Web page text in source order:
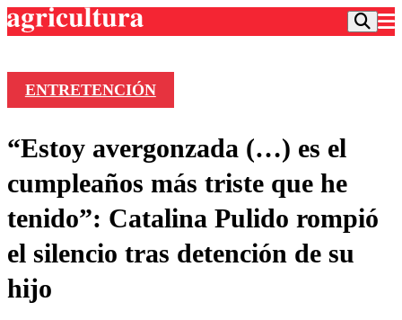
Frecuencias
Agricultura TV
Deportes
Colo Colo
Motor
Entretención
Noticias
Vida Social
ENTRETENCIÓN
“Estoy avergonzada (…) es el
cumpleaños más triste que he
tenido”: Catalina Pulido rompió
el silencio tras detención de su
hijo